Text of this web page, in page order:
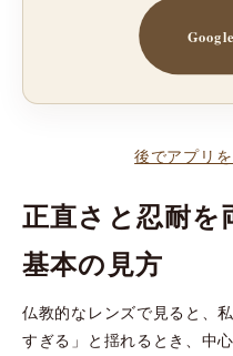
後でアプリ
正直さと忍耐
基本の見方
仏教的なレンズで見ると、
すぎる」と揺れるとき、中